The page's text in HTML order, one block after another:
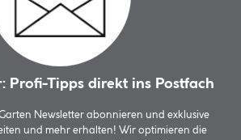
Profi-Tipps direkt ins Postfach
Newsletter abonnieren und exklusive
und mehr erhalten! Wir optimieren die